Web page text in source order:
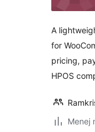
A
for
pricing,
HPOS
Menej